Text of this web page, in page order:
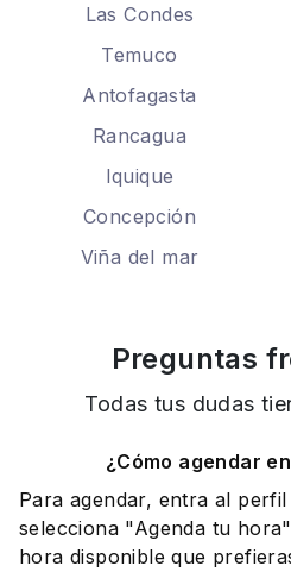
Las Condes
Temuco
Antofagasta
Rancagua
Iquique
Concepción
Viña del mar
Preguntas
Todas tus dudas
¿Cómo agendar
Para agendar, entra al
selecciona "Agenda tu
hora disponible que